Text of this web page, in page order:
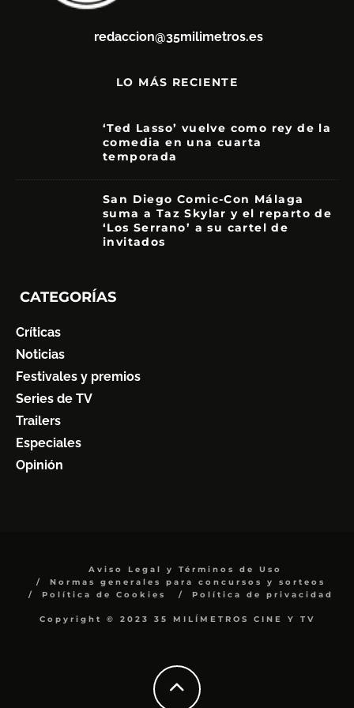
redaccion@35milimetros.es
LO MÁS RECIENTE
‘Ted Lasso’ vuelve como rey de la
comedia en una cuarta
temporada
San Diego Comic-Con Málaga
suma a Taz Skylar y el reparto de
‘Los Serrano’ a su cartel de
invitados
CATEGORÍAS
Críticas
Noticias
Festivales y premios
Series de TV
Trailers
Especiales
Opinión
Aviso Legal y Términos de Uso
Normas generales para concursos y sorteos
Política de Cookies
Política de privacidad
Copyright © 2023 35 MILÍMETROS CINE Y TV